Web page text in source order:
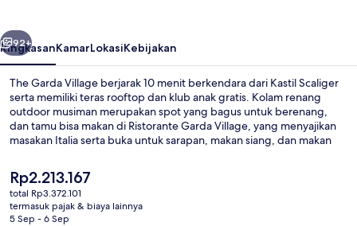
Berikutnya
92+
RingkasanKamarLokasiKebijakan
The Garda Village berjarak 10 menit berkendara dari Kastil Scaliger
serta memiliki teras rooftop dan klub anak gratis. Kolam renang
outdoor musiman merupakan spot yang bagus untuk berenang,
dan tamu bisa makan di Ristorante Garda Village, yang menyajikan
masakan Italia serta buka untuk sarapan, makan siang, dan makan
lainnya, dan kamar menawarkan dapur kecil dan lemari es.
Harga
saat
ini
Rp2.213.167
Rp2.213.167
total Rp3.372.101
termasuk pajak & biaya lainnya
5 Sep - 6 Sep